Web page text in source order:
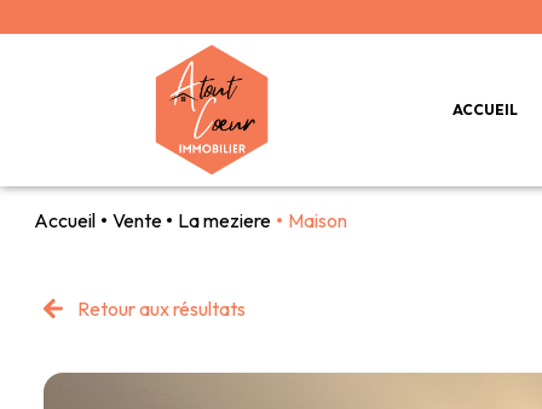
ACCUEIL
Accueil Vente La meziere Maison
Retour aux résultats